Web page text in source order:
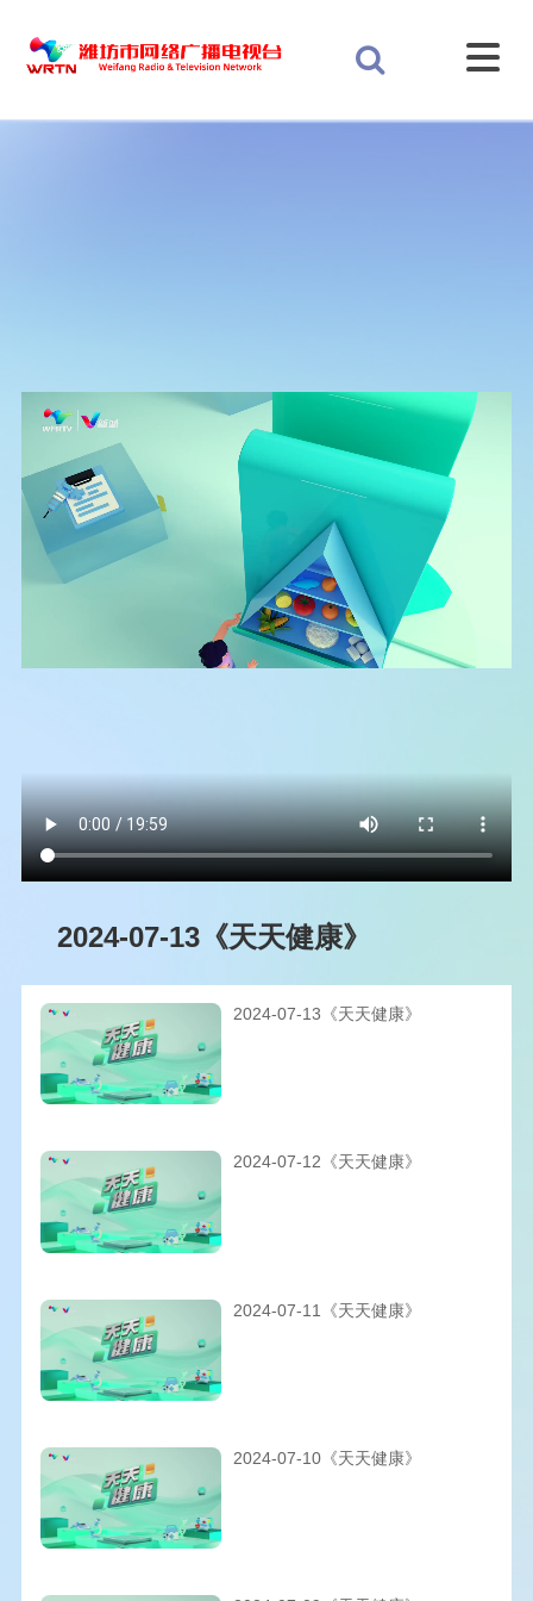
2024-07-13《天天健康》
2024-07-13《天天健康》
2024-07-12《天天健康》
2024-07-11《天天健康》
2024-07-10《天天健康》